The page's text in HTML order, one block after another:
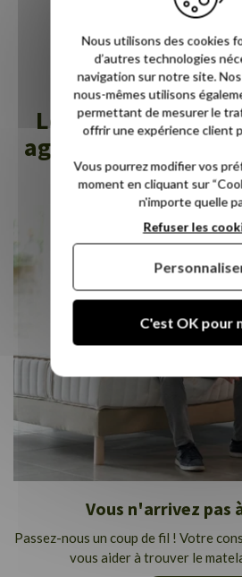
Nos
Les services
agréables qu'une
Vous n'arrivez pas
Passez-nous un coup de fil ! Votre
vous aider à trouver le
Nous utilisons des cookies
d’autres technologies
navigation sur notre site.
nous-mêmes utilisons
permettant de mesurer le
offrir une expérience client
Vous pourrez modifier vos
moment en cliquant sur
n'importe quelle
C'est OK pour
Refuser les